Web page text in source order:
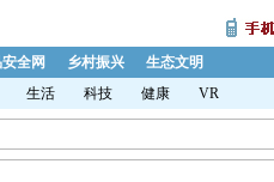
全网 乡村振兴
生态文明
生活 科技 健康 VR